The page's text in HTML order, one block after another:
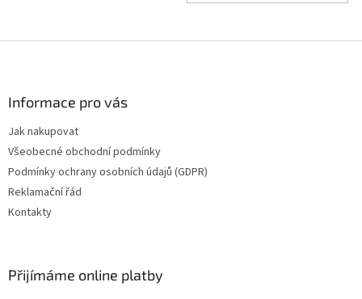
Informace pro vás
Jak nakupovat
Všeobecné obchodní podmínky
Podmínky ochrany osobních údajů (GDPR)
Reklamační řád
Kontakty
Přijímáme online platby